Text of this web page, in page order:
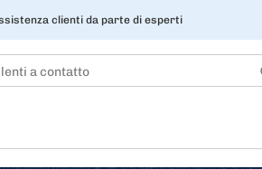
clienti da parte di esperti